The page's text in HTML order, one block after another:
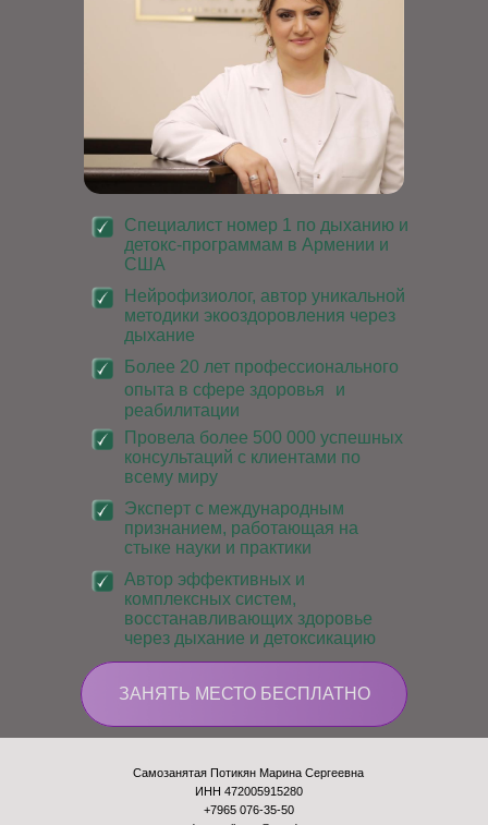
Нейрофизиолог, автор уникальной
методики экооздоровления через
дыхание
Более 20 лет профессионального
опыта в сфере здоровья и
реабилитации
Провела более 500 000 успешных
консультаций с клиентами по
всему миру
Эксперт с международным
признанием, работающая на
стыке науки и практики
Автор эффективных и
комплексных систем,
восстанавливающих здоровье
через дыхание и детоксикацию
ЗАНЯТЬ МЕСТО БЕСПЛАТНО
Специалист номер 1 по дыханию и
детокс-программам в Армении и
США
Самозанятая Потикян Марина Сергеевна
ИНН 472005915280
+7965 076-35-50